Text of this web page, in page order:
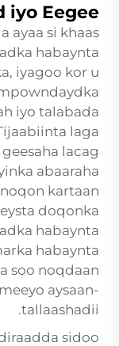
iyo Eegee
ayaa si khaas
habaynta
iyagoo kor u
iyo talabada
laga
lacag
abaaraha
kartaan
doqonka
habaynta
habaynta
soo noqdaan
aysaan-
tallaashadii.
sidoo